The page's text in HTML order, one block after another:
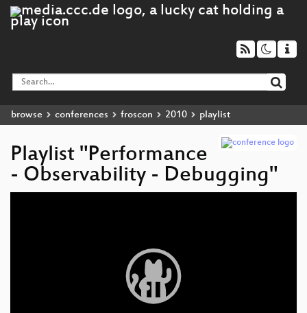
browse conferences froscon 2010 playlist
Playlist "Performance
- Observability - Debugging"